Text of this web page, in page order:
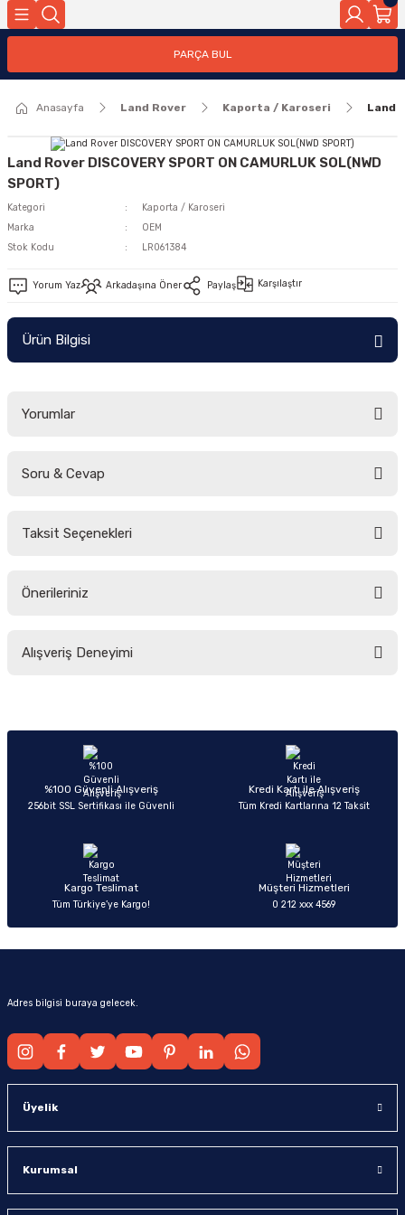
PARÇA BUL
Anasayfa Land Rover Kaporta / Karoseri Land
Land Rover DISCOVERY SPORT ON CAMURLUK SOL(NWD
SPORT)
Kategori
Kaporta / Karoseri
Marka
OEM
Stok Kodu
LR061384
Yorum Yaz Arkadaşına Öner Paylaş Karşılaştır
Ürün Bilgisi
Yorumlar
Soru & Cevap
Taksit Seçenekleri
Önerileriniz
yetersiz gördüğünüz noktaları öneri formunu kullanarak tarafımıza
Ürün açıklamasında eksik bilgiler bulunuyor.
Ürün bilgilerinde hatalar bulunuyor.
Ürün fiyatı diğer sitelerden daha pahalı.
Alışveriş Deneyimi
Sitemize ilk yorumu siz yapın!
%100 Güvenli Alışveriş
256bit SSL Sertifikası ile Güvenli
Kredi Kartı ile Alışveriş
Tüm Kredi Kartlarına 12 Taksit
Kargo Teslimat
Tüm Türkiye’ye Kargo!
Müşteri Hizmetleri
0 212 xxx 4569
Adres bilgisi buraya gelecek.
Üyelik
Kurumsal